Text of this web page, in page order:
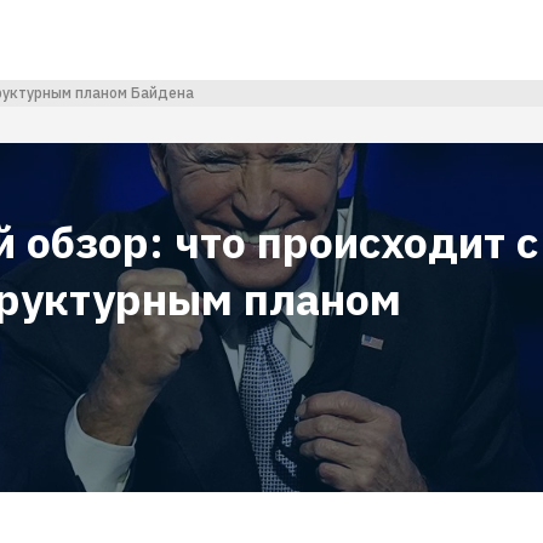
планом Байдена
обзор: что происходит с
планом